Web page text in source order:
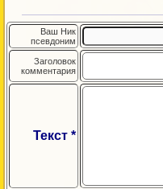
Ваш Ник
псевдоним
Заголовок
комментария
Текст *